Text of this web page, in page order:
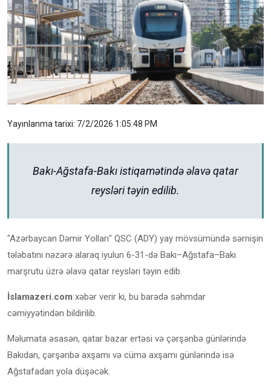
Yayınlanma tarixi: 7/2/2026 1:05:48 PM
Bakı-Ağstafa-Bakı istiqamətində əlavə qatar
reysləri təyin edilib.
"Azərbaycan Dəmir Yolları" QSC (ADY) yay mövsümündə sərnişin
tələbatını nəzərə alaraq iyulun 6-31-də Bakı–Ağstafa–Bakı
marşrutu üzrə əlavə qatar reysləri təyin edib.
İslamazeri.com xəbər verir ki, bu barədə səhmdar
cəmiyyətindən bildirilib.
Məlumata əsasən, qatar bazar ertəsi və çərşənbə günlərində
Bakıdan, çərşənbə axşamı və cümə axşamı günlərində isə
Ağstafadan yola düşəcək.